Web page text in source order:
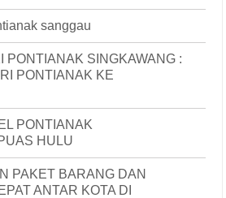
sanggau
PONTIANAK SINGKAWANG :
PONTIANAK KE
PONTIANAK
HULU
PAKET BARANG DAN
ANTAR KOTA DI